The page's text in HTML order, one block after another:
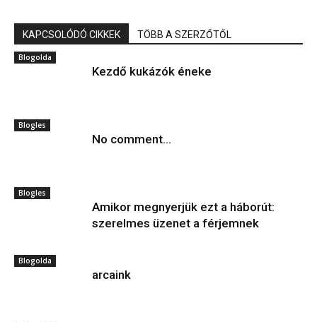
KAPCSOLÓDÓ CIKKEK TÖBB A SZERZŐTŐL
Blogolda
Kezdő kukázók éneke
Blogles
No comment…
Blogles
Amikor megnyerjük ezt a háborút:
szerelmes üzenet a férjemnek
Blogolda
arcaink